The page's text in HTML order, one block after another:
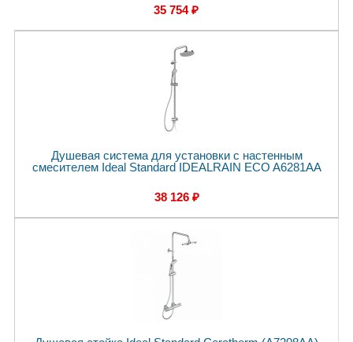
35 754 ₽
Душевая система для установки с настенным
смесителем Ideal Standard IDEALRAIN ECO A6281AA
38 126 ₽